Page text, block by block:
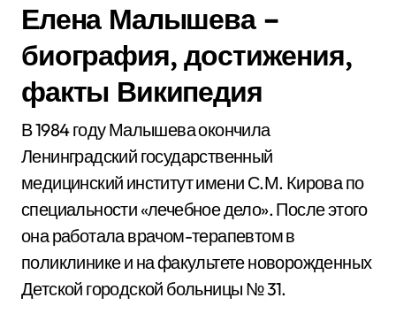
Елена Малышева –
биография, достижения,
факты Википедия
В 1984 году Малышева окончила
Ленинградский государственный
медицинский институт имени С.М. Кирова по
специальности «лечебное дело». После этого
она работала врачом-терапевтом в
поликлинике и на факультете новорожденных
Детской городской больницы № 31.